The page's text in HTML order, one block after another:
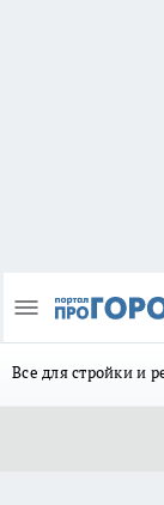
Все для стройки и